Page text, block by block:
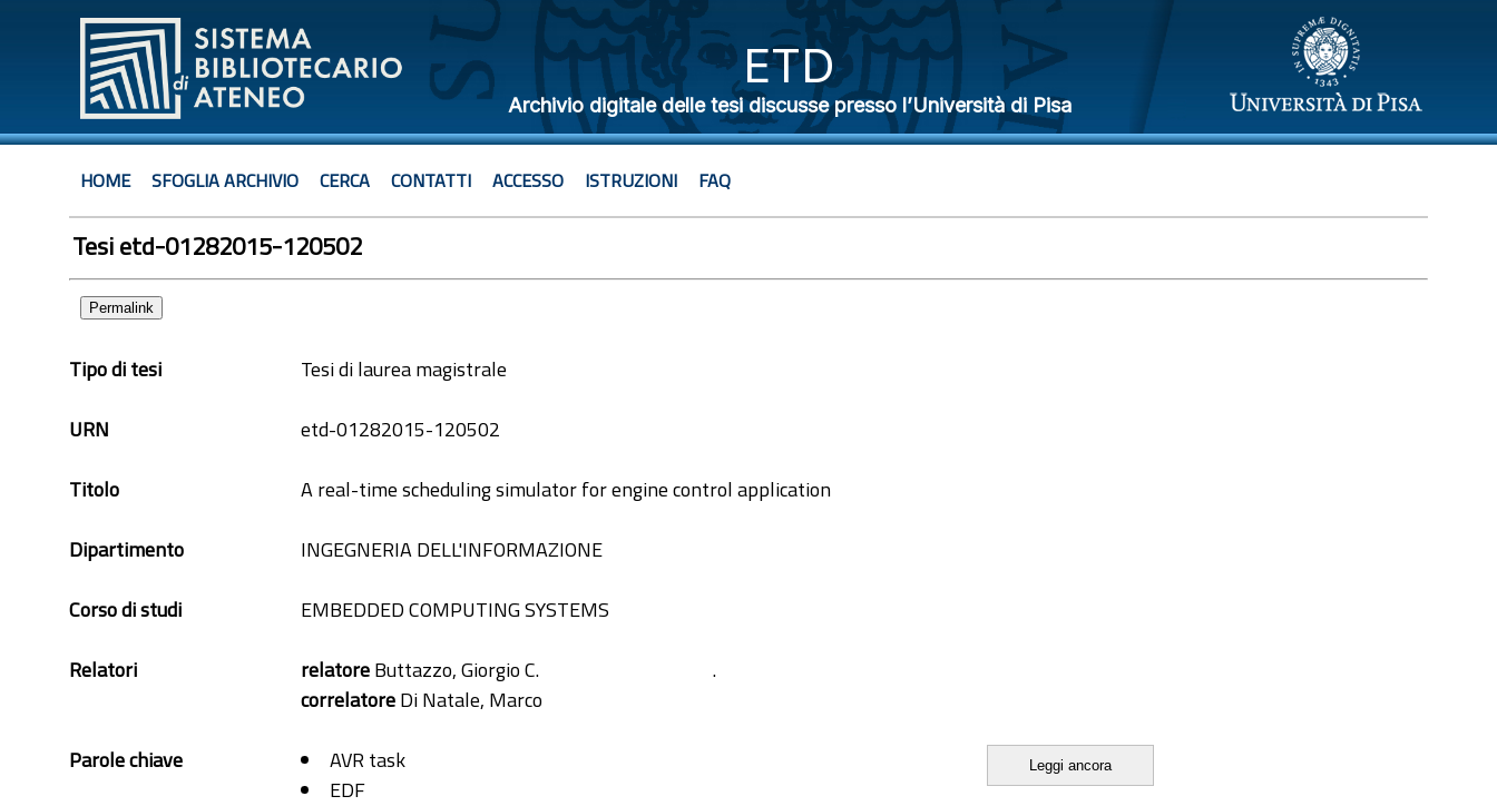
ETD
Archivio digitale delle tesi discusse presso l’Università di Pisa
HOME SFOGLIA ARCHIVIO CERCA CONTATTI ACCESSO ISTRUZIONI FAQ
Tesi etd-01282015-120502
Permalink
Tipo di tesi
Tesi di laurea magistrale
URN
etd-01282015-120502
Titolo
A real-time scheduling simulator for engine control application
Dipartimento
INGEGNERIA DELL'INFORMAZIONE
Corso di studi
EMBEDDED COMPUTING SYSTEMS
Relatori
.
relatoreButtazzo, Giorgio C.
correlatoreDi Natale, Marco
Parole chiave
AVR task
EDF
Leggi ancora